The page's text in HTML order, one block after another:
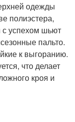
одежды
полиэстера,
с успехом шьют
пальто.
к выгоранию.
что делает
кроя и